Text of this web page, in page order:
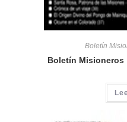
Boletín
Boletín Misioneros